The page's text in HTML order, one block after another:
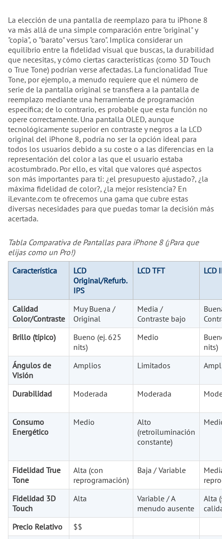
La elección de una pantalla de reemplazo para tu iPhone 8
va más allá de una simple comparación entre "original" y
"copia", o "barato" versus "caro". Implica considerar un
equilibrio entre la fidelidad visual que buscas, la durabilidad
que necesitas, y cómo ciertas características (como 3D Touch
o True Tone) podrían verse afectadas. La funcionalidad True
Tone, por ejemplo, a menudo requiere que el número de
serie de la pantalla original se transfiera a la pantalla de
reemplazo mediante una herramienta de programación
específica; de lo contrario, es probable que esta función no
opere correctamente. Una pantalla OLED, aunque
tecnológicamente superior en contraste y negros a la LCD
original del iPhone 8, podría no ser la opción ideal para
todos los usuarios debido a su coste o a las diferencias en la
representación del color a las que el usuario estaba
acostumbrado. Por ello, es vital que valores qué aspectos
son más importantes para ti: ¿el presupuesto ajustado?, ¿la
máxima fidelidad de color?, ¿la mejor resistencia? En
iLevante.com te ofrecemos una gama que cubre estas
diversas necesidades para que puedas tomar la decisión más
acertada.
Tabla Comparativa de Pantallas para iPhone 8 (¡Para que
elijas como un Pro!)
Característica
LCD
Original/Refurb.
IPS
LCD TFT LCD
Calidad
Color/Contraste
Muy Buena /
Original
Media /
Contraste bajo
Brillo (típico)
Bueno (ej. 625
nits)
Medio
nits)
Ángulos de
Visión
Amplios Limitados
Durabilidad Moderada Moderada
Consumo
Energético
Medio
Alto
(retroiluminación
constante)
Fidelidad True
Tone
Alta (con
reprogramación)
Baja / Variable
Fidelidad 3D
Touch
Alta
Variable / A
menudo ausente
Alta
Precio Relativo
$$